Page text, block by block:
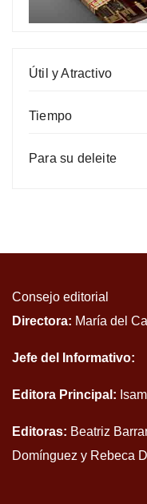
Útil y Atractivo
Tiempo
Para su deleite
Consejo editorial
Directora: María del
Jefe del Informativo:
Editora Principal:
Editoras: Beatriz
Domínguez y Rebeca